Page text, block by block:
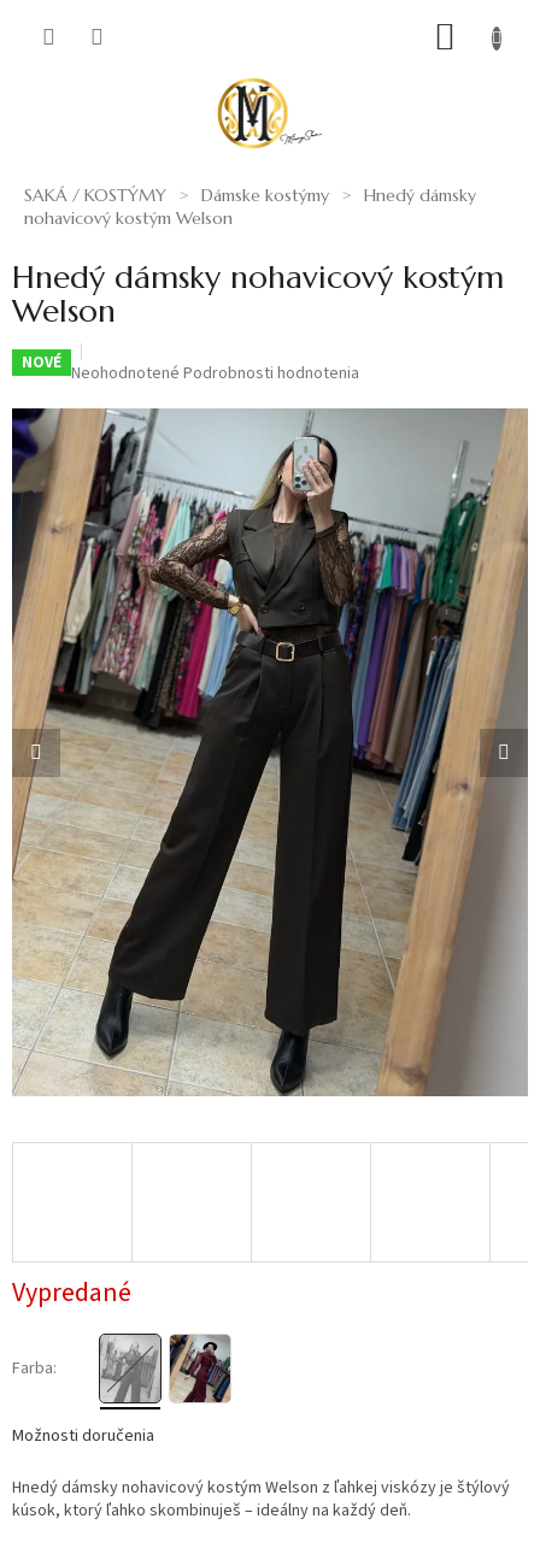
SAKÁ / KOSTÝMY Dámske kostýmy
Hnedý dámsky
nohavicový kostým Welson
Hnedý dámsky nohavicový kostým
Welson
NOVÉ Priemerné
produktu
hviezdičiek.
Neohodnotené Podrobnosti hodnotenia
Vypredané
Farba:
Možnosti doručenia
Hnedý dámsky nohavicový kostým Welson z ľahkej viskózy je štýlový
kúsok, ktorý ľahko skombinuješ – ideálny na každý deň.